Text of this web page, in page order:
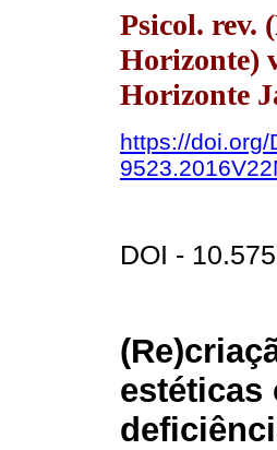
Psicol. rev.
Horizonte)
Horizonte
https://doi.org/
DOI -
estéticas